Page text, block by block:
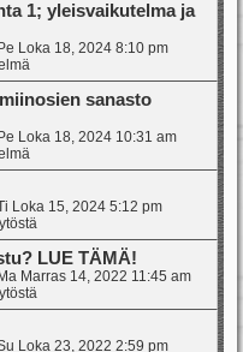
1; yleisvaikutelma ja
Pe Loka 18, 2024 8:10 pm
sanasto
Pe Loka 18, 2024 10:31 am
Loka 15, 2024 5:12 pm
LUE TÄMÄ!
Ma Marras 14, 2022 11:45 am
Loka 23, 2022 2:59 pm